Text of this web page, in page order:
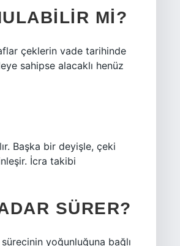
MI?
çeklerin vade tarihinde
sahipse alacaklı henüz
Başka bir deyişle, çeki
İcra takibi
SÜRER?
yoğunluğuna bağlı